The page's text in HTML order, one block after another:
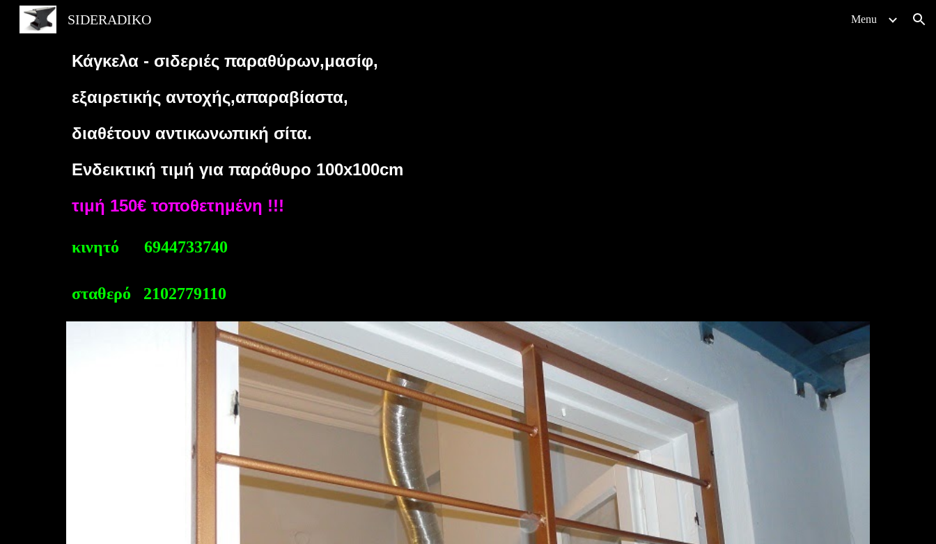
SIDERADIKO Menu
Κάγκελα - σιδεριές παραθύρων,μασίφ,
εξαιρετικής αντοχής,απαραβίαστα,
διαθέτουν αντικωνωπική σίτα.
Ενδεικτική τιμή για παράθυρο 100x100cm
τιμή 150€ τοποθετημένη !!!
κινητό 6944733740
σταθερό 2102779110